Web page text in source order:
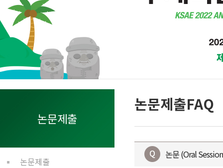
논문제출FAQ
논문제출
논문제출
논문 (Oral